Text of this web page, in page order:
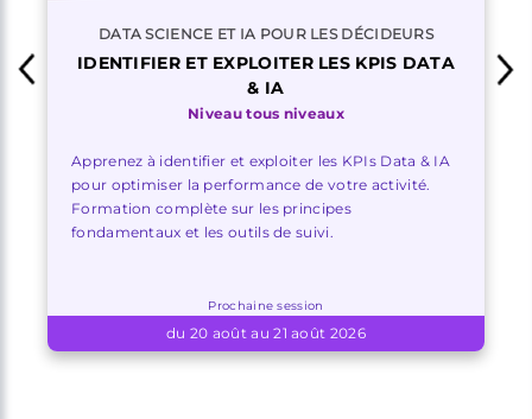
DATA SCIENCE ET IA POUR LES DÉCIDEURS
IDENTIFIER ET EXPLOITER LES KPIS DATA
& IA
Niveau tous niveaux
Apprenez à identifier et exploiter les KPIs Data & IA
pour optimiser la performance de votre activité.
Formation complète sur les principes
fondamentaux et les outils de suivi.
Prochaine session
du 20 août au 21 août 2026